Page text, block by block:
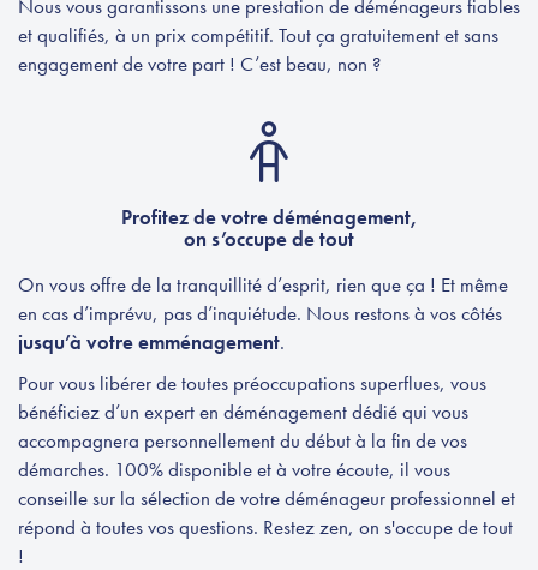
Nous vous garantissons une prestation de déménageurs fiables
et qualifiés, à un prix compétitif. Tout ça gratuitement et sans
engagement de votre part ! C’est beau, non ?
Profitez de votre déménagement,
on s’occupe de tout
On vous offre de la tranquillité d’esprit, rien que ça ! Et même
en cas d’imprévu, pas d’inquiétude. Nous restons à vos côtés
jusqu’à votre emménagement.
Pour vous libérer de toutes préoccupations superflues, vous
bénéficiez d’un expert en déménagement dédié qui vous
accompagnera personnellement du début à la fin de vos
démarches. 100% disponible et à votre écoute, il vous
conseille sur la sélection de votre déménageur professionnel et
répond à toutes vos questions. Restez zen, on s'occupe de tout
!